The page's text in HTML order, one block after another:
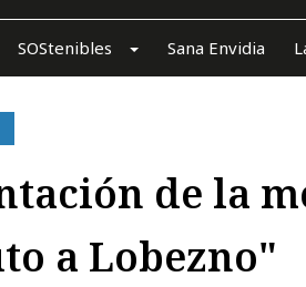
SOStenibles Sana Envidia
de la
a Lobezno"